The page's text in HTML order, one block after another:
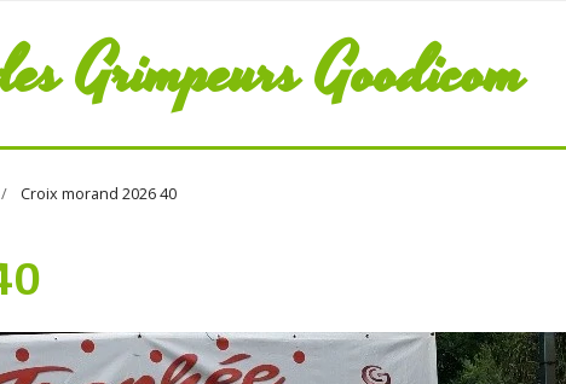
Grimpeurs Goodicom
Croix morand 2026 40